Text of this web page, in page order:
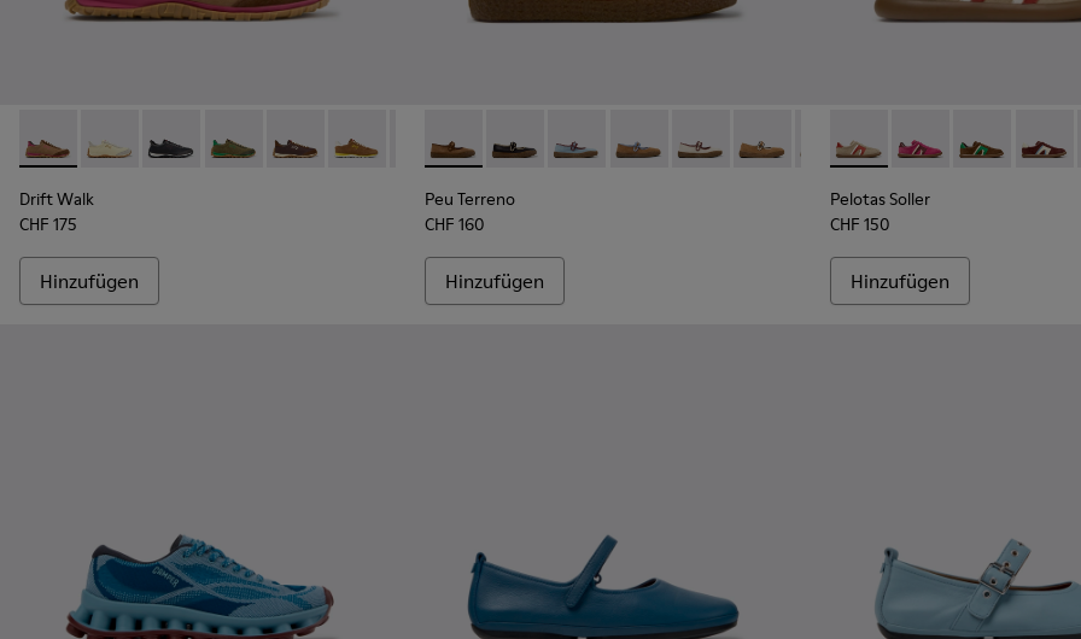
Drift Walk - K201885-008 - Braune Sneaker aus Veloursleder und Leder für Damen.
Drift Walk - K201885-010
Drift Walk - K201885-009 - Schwarze Leder- und Nubuk-Sneaker für Damen.
Drift Walk - K201885-007
Drift Walk - K201885-006
Drift Walk - K201885-003
Drift Walk - K201885-002
Drift Walk - K201885-001
Drift Walk
CHF 175
Hinzufügen
Peu Terreno - K201825-010 - Braune Ballerinas aus Veloursleder und Leder
Peu Terreno - K201825-009
Peu Terreno - K201825-008 - Blaue Ballerinas aus Wildleder
Peu Terreno - K201825-007
Peu Terreno - K201825-006
Peu Terreno - K201825-003
Peu Terreno - K201825-001
Peu Terreno
CHF 160
Hinzufügen
Pelotas Soller - K201608-
Pelotas Soller -
Pelotas
Pelotas Soller
CHF 150
Hinzufügen